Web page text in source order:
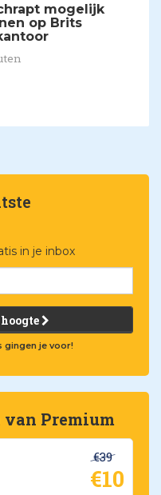
mogelijk
op Brits
in je inbox
gingen je voor!
van Premium
€39
€10